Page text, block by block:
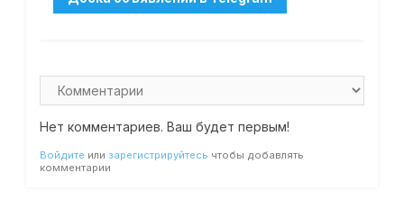
Нет комментариев. Ваш будет первым!
Войдите или зарегистрируйтесь чтобы добавлять
комментарии